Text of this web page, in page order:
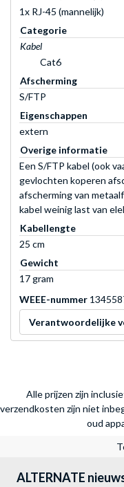
1x RJ-45 (mannelijk)
Categorie
Kabel
Cat6
Afscherming
S/FTP
Eigenschappen
extern
Overige informatie
Een S/FTP kabel (ook
gevlochten koperen
afscherming van
kabel weinig last van
Kabellengte
25 cm
Gewicht
17 gram
WEEE-nummer
Verantwoordelijke
Alle prijzen zijn
verzendkosten zijn niet
oud
ALTERNATE